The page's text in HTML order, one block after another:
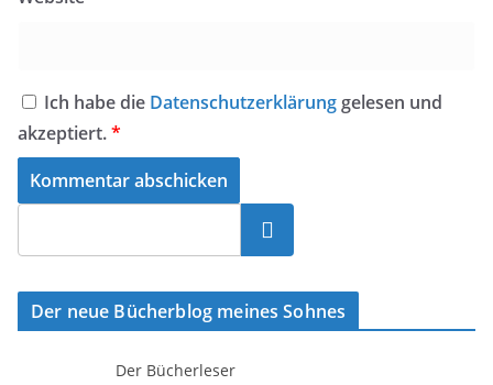
Ich habe die Datenschutzerklärung gelesen und
akzeptiert.*
Suchen
Der neue Bücherblog meines Sohnes
Der Bücherleser